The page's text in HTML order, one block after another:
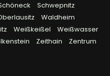
Schwepnitz
Waldheim
Weißkeißel
Weißwasser
Zeithain
Zentrum